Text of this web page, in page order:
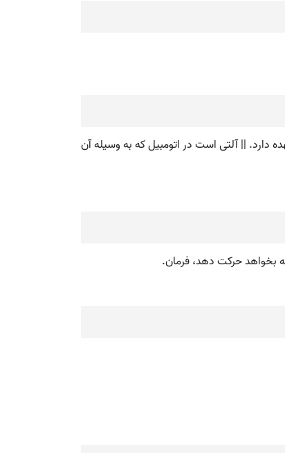
دارد. || آلتی است در اتومبیل که به وسیله آن